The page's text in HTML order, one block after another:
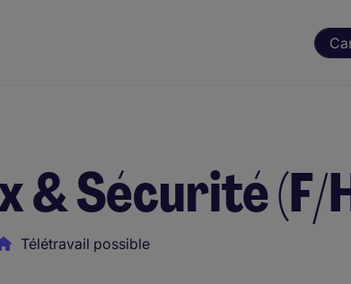
& Sécurité (F/
Télétravail possible